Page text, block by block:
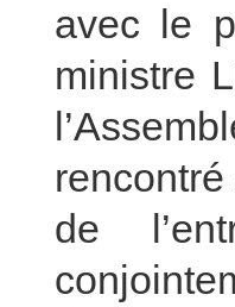
avec le
ministre
de